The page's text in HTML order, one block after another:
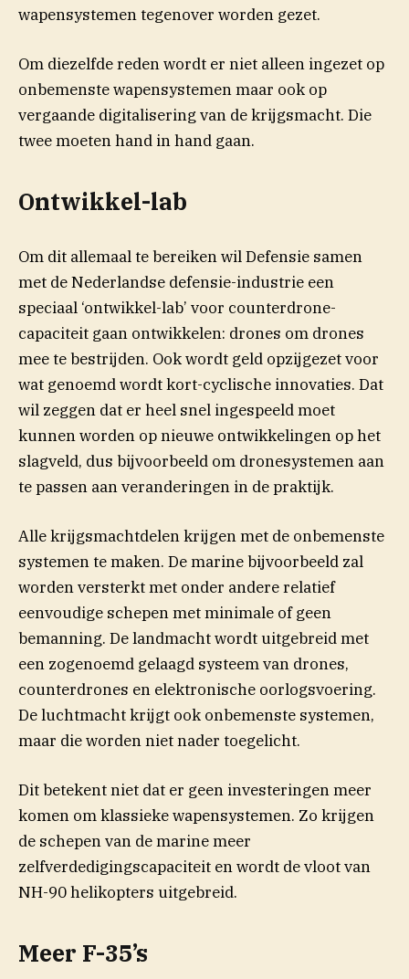
wapensystemen tegenover worden gezet.
Om diezelfde reden wordt er niet alleen ingezet op
onbemenste wapensystemen maar ook op
vergaande digitalisering van de krijgsmacht. Die
twee moeten hand in hand gaan.
Ontwikkel-lab
Om dit allemaal te bereiken wil Defensie samen
met de Nederlandse defensie-industrie een
speciaal ‘ontwikkel-lab’ voor counterdrone-
capaciteit gaan ontwikkelen: drones om drones
mee te bestrijden. Ook wordt geld opzijgezet voor
wat genoemd wordt kort-cyclische innovaties. Dat
wil zeggen dat er heel snel ingespeeld moet
kunnen worden op nieuwe ontwikkelingen op het
slagveld, dus bijvoorbeeld om dronesystemen aan
te passen aan veranderingen in de praktijk.
Alle krijgsmachtdelen krijgen met de onbemenste
systemen te maken. De marine bijvoorbeeld zal
worden versterkt met onder andere relatief
eenvoudige schepen met minimale of geen
bemanning. De landmacht wordt uitgebreid met
een zogenoemd gelaagd systeem van drones,
counterdrones en elektronische oorlogsvoering.
De luchtmacht krijgt ook onbemenste systemen,
maar die worden niet nader toegelicht.
Dit betekent niet dat er geen investeringen meer
komen om klassieke wapensystemen. Zo krijgen
de schepen van de marine meer
zelfverdedigingscapaciteit en wordt de vloot van
NH-90 helikopters uitgebreid.
Meer F-35’s